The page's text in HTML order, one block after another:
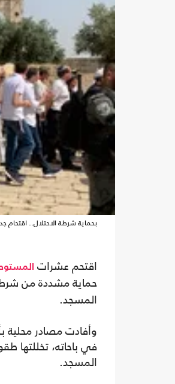
بحماية شرطة الاحتلال.. اقتحام
اقتحم عشرات
حماية مشددة من
المسجد.
في باحاته،
المسجد.